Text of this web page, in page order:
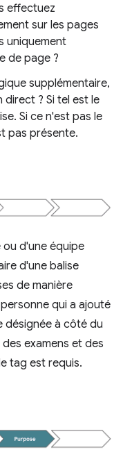
effectuez
sur les pages
uniquement
de page ?
supplémentaire,
? Si tel est le
Si ce n'est pas le
pas présente.
d'une équipe
d'une balise
de manière
qui a ajouté
désignée à côté du
examens et des
tag est requis.